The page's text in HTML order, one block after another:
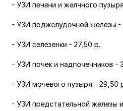
- УЗИ печени и желчного
- УЗИ поджелудочной железы -
- УЗИ селезенки - 27,50 р.
- УЗИ почек и надпочечников -
- УЗИ мочевого пузыря - 29,50
- УЗИ предстательной железы